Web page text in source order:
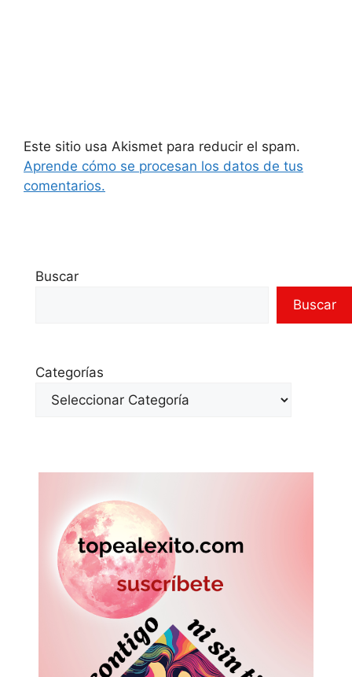
Este sitio usa Akismet para reducir el spam.
Aprende cómo se procesan los datos de tus
comentarios.
Buscar
Buscar
Categorías